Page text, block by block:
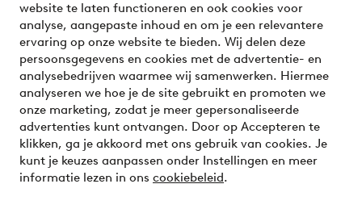
website te laten functioneren en ook cookies voor
analyse, aangepaste inhoud en om je een relevantere
ervaring op onze website te bieden. Wij delen deze
persoonsgegevens en cookies met de advertentie- en
analysebedrijven waarmee wij samenwerken. Hiermee
analyseren we hoe je de site gebruikt en promoten we
onze marketing, zodat je meer gepersonaliseerde
advertenties kunt ontvangen. Door op Accepteren te
klikken, ga je akkoord met ons gebruik van cookies. Je
kunt je keuzes aanpassen onder Instellingen en meer
informatie lezen in ons cookiebeleid.
Veilig betalen - Nu betalen of opsplitsen
Wil je meer weten over onze betaalopties?